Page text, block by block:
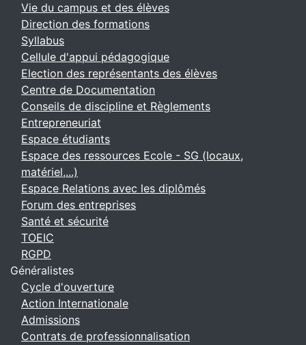
Vie du campus et des élèves
Direction des formations
Syllabus
Cellule d'appui pédagogique
Election des représentants des élèves
Centre de Documentation
Conseils de discipline et Règlements
Entrepreneuriat
Espace étudiants
Espace des ressources Ecole - SG (locaux,
matériel,...)
Espace Relations avec les diplômés
Forum des entreprises
Santé et sécurité
TOEIC
RGPD
Généralistes
Cycle d'ouverture
Action Internationale
Admissions
Contrats de professionnalisation